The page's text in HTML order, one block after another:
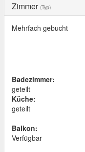
Zimmer (Typ)
Mehrfach gebucht
Badezimmer:
geteilt
Küche:
geteilt
Balkon:
Verfügbar